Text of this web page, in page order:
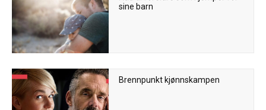
sine barn
Brennpunkt kjønnskampen